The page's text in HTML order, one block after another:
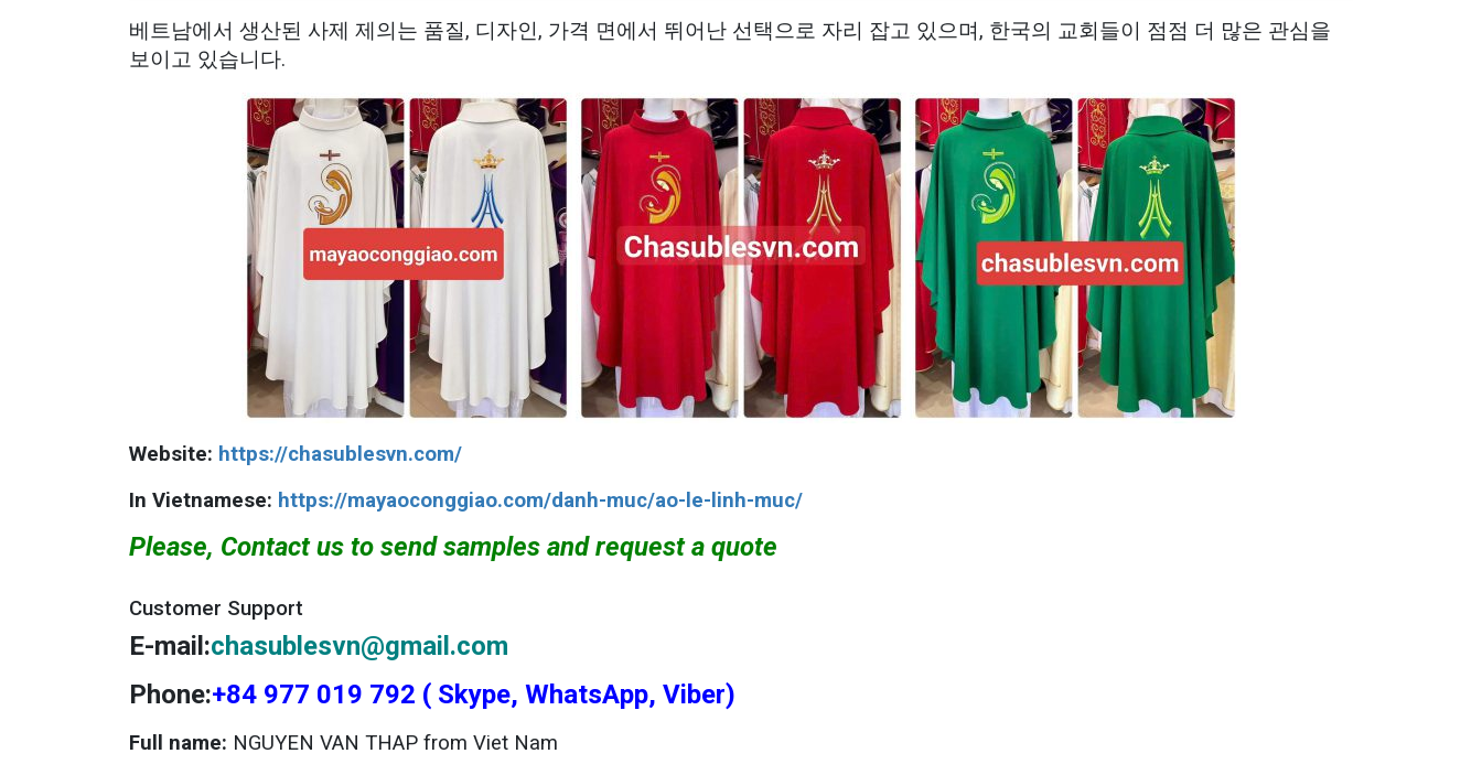
베트남에서 생산된 사제 제의는 품질, 디자인, 가격 면에서 뛰어난 선택으로 자리 잡고 있으며, 한국의 교회들이 점점 더 많은 관심을
보이고 있습니다.
Website: https://chasublesvn.com/
In Vietnamese: https://mayaoconggiao.com/danh-muc/ao-le-linh-muc/
Please, Contact us to send samples and request a quote
Customer Support
E-mail:chasublesvn@gmail.com
Phone:+84 977 019 792 ( Skype, WhatsApp, Viber)
Full name: NGUYEN VAN THAP from Viet Nam